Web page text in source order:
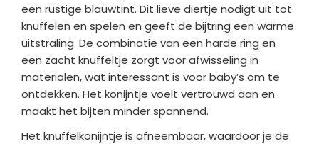
een rustige blauwtint. Dit lieve diertje nodigt uit tot
knuffelen en spelen en geeft de bijtring een warme
uitstraling. De combinatie van een harde ring en
een zacht knuffeltje zorgt voor afwisseling in
materialen, wat interessant is voor baby’s om te
ontdekken. Het konijntje voelt vertrouwd aan en
maakt het bijten minder spannend.
Het knuffelkonijntje is afneembaar, waardoor je de